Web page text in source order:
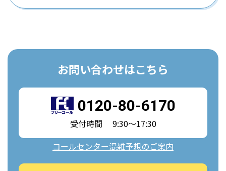
お問い合わせはこちら
0120-80-6170
受付時間 9:30～17:30
コールセンター混雑予想のご案内